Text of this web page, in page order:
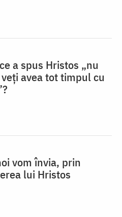
a spus Hristos „nu
avea tot timpul cu
vom învia, prin
lui Hristos